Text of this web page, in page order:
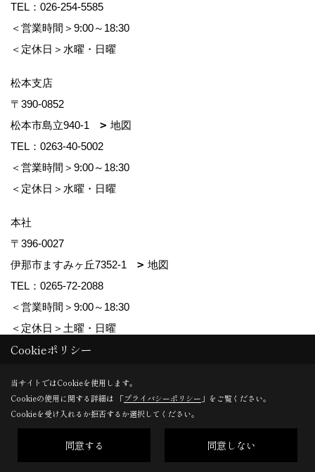
TEL： 026-254-5585
＜営業時間＞9:00～18:30
＜定休日＞水曜・日曜
松本支店
〒390-0852
松本市島立940-1
地図
TEL： 0263-40-5002
＜営業時間＞9:00～18:30
＜定休日＞水曜・日曜
本社
〒396-0027
伊那市ますみヶ丘7352-1
地図
TEL： 0265-72-2088
＜営業時間＞9:00～18:30
＜定休日＞土曜・日曜
Copyright (c) ForestCorporation. All Rights Reserved.
Produced byゴデスクリエイト
Cookieポリシー
当サイトではCookieを使用します。
Cookieの使用に関する詳細は 「プライバシーポリシー 」をご覧ください。
Cookieを受け入れるか拒否するか選択してください。
同意する 同意しない